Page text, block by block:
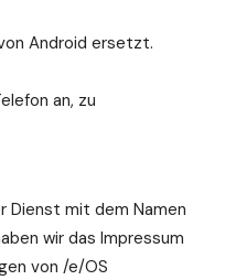
Android ersetzt.
an, zu
Dienst mit dem Namen
wir das Impressum
von /e/OS